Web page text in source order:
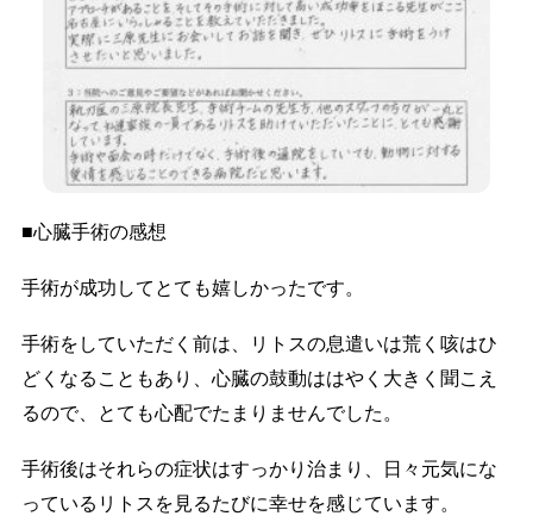
■心臓手術の感想
手術が成功してとても嬉しかったです。
手術をしていただく前は、リトスの息遣いは荒く咳はひ
どくなることもあり、心臓の鼓動ははやく大きく聞こえ
るので、とても心配でたまりませんでした。
手術後はそれらの症状はすっかり治まり、日々元気にな
っているリトスを見るたびに幸せを感じています。